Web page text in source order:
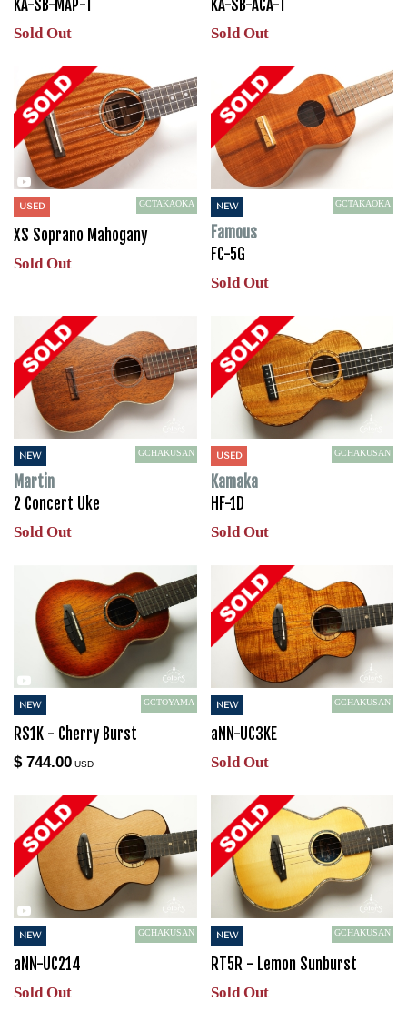
KA-SB-MAP-T
Sold Out
KA-SB-ACA-T
Sold Out
USED GCTAKAOKA
XS Soprano Mahogany
Sold Out
NEW GCTAKAOKA
Famous
FC-5G
Sold Out
NEW GCHAKUSAN
Martin
2 Concert Uke
Sold Out
USED GCHAKUSAN
Kamaka
HF-1D
Sold Out
NEW GCTOYAMA
RS1K - Cherry Burst
$ 744.00 USD
NEW GCHAKUSAN
aNN-UC3KE
Sold Out
NEW GCHAKUSAN
aNN-UC214
Sold Out
NEW GCHAKUSAN
RT5R - Lemon Sunburst
Sold Out